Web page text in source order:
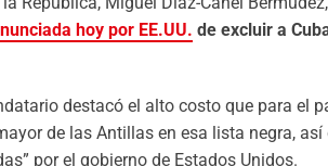
hoy por EE.UU. de excluir a
destacó el alto costo que para el
de las Antillas en esa lista negra,
por el gobierno de Estados Unidos.